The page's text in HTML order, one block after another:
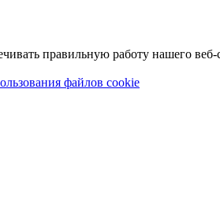
правильную работу нашего веб-
файлов cookie